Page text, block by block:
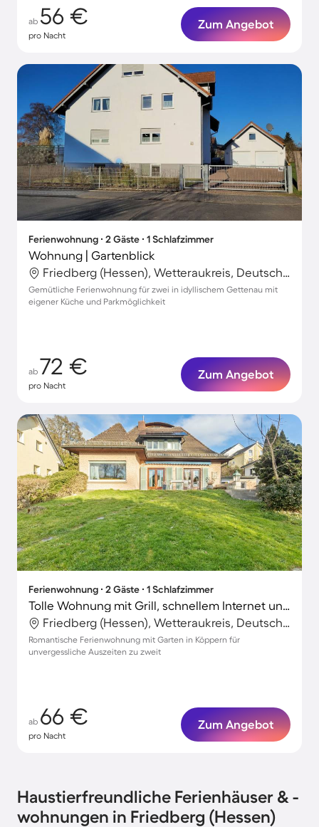
ab 56 €
pro Nacht
Zum Angebot
Ferienwohnung ∙ 2 Gäste ∙ 1 Schlafzimmer
Wohnung | Gartenblick
Friedberg (Hessen), Wetteraukreis, Deutschland
Gemütliche Ferienwohnung für zwei in idyllischem Gettenau mit
eigener Küche und Parkmöglichkeit
ab 72 €
pro Nacht
Zum Angebot
Ferienwohnung ∙ 2 Gäste ∙ 1 Schlafzimmer
Tolle Wohnung mit Grill, schnellem Internet und Terrasse | Gartenblick
Friedberg (Hessen), Wetteraukreis, Deutschland
Romantische Ferienwohnung mit Garten in Köppern für
unvergessliche Auszeiten zu zweit
ab 66 €
pro Nacht
Zum Angebot
Haustierfreundliche Ferienhäuser & -
wohnungen in Friedberg (Hessen)